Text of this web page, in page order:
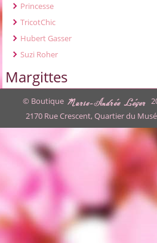
Princesse
TricotChic
Hubert Gasser
Suzi Roher
Margittes
© Boutique
2170 Rue Crescent, Quartier du